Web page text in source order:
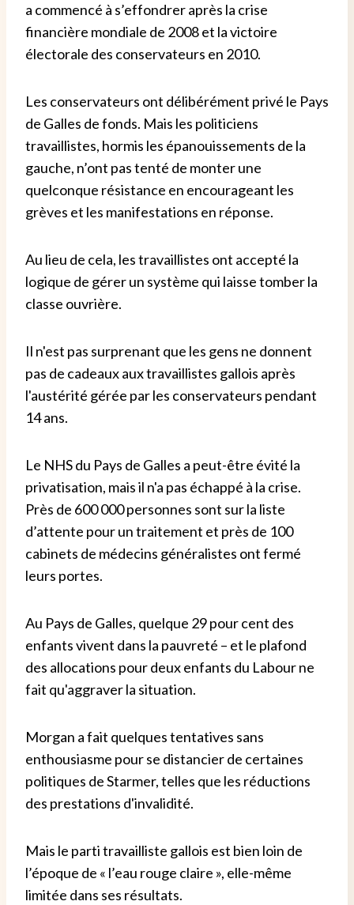
a commencé à s’effondrer après la crise
financière mondiale de 2008 et la victoire
électorale des conservateurs en 2010.
Les conservateurs ont délibérément privé le Pays
de Galles de fonds. Mais les politiciens
travaillistes, hormis les épanouissements de la
gauche, n’ont pas tenté de monter une
quelconque résistance en encourageant les
grèves et les manifestations en réponse.
Au lieu de cela, les travaillistes ont accepté la
logique de gérer un système qui laisse tomber la
classe ouvrière.
Il n'est pas surprenant que les gens ne donnent
pas de cadeaux aux travaillistes gallois après
l'austérité gérée par les conservateurs pendant
14 ans.
Le NHS du Pays de Galles a peut-être évité la
privatisation, mais il n'a pas échappé à la crise.
Près de 600 000 personnes sont sur la liste
d’attente pour un traitement et près de 100
cabinets de médecins généralistes ont fermé
leurs portes.
Au Pays de Galles, quelque 29 pour cent des
enfants vivent dans la pauvreté – et le plafond
des allocations pour deux enfants du Labour ne
fait qu'aggraver la situation.
Morgan a fait quelques tentatives sans
enthousiasme pour se distancier de certaines
politiques de Starmer, telles que les réductions
des prestations d'invalidité.
Mais le parti travailliste gallois est bien loin de
l’époque de « l’eau rouge claire », elle-même
limitée dans ses résultats.